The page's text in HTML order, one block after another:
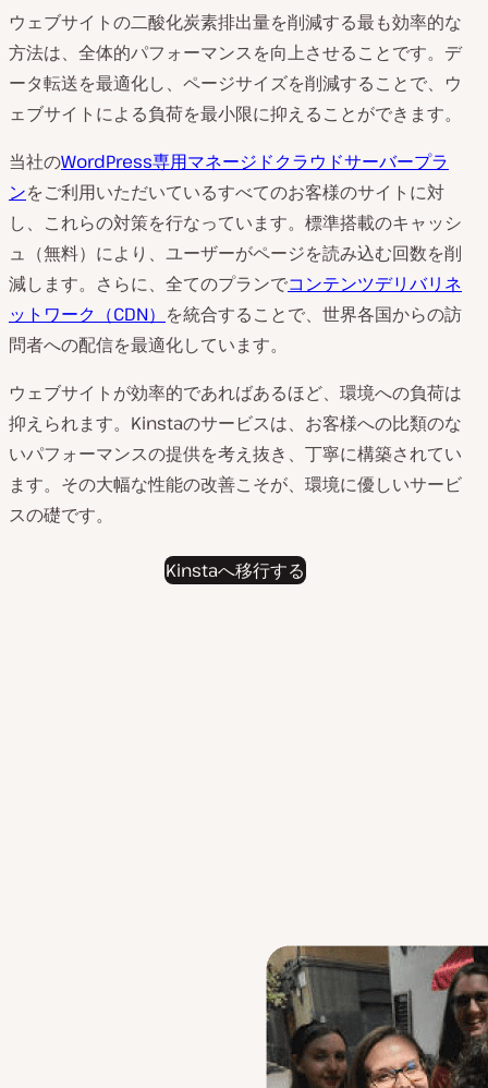
ウェブサイトの二酸化炭素排出量を削減する最も効率的な
方法は、全体的パフォーマンスを向上させることです。デ
ータ転送を最適化し、ページサイズを削減することで、ウ
ェブサイトによる負荷を最小限に抑えることができます。
当社のWordPress専用マネージドクラウドサーバープラ
ンをご利用いただいているすべてのお客様のサイトに対
し、これらの対策を行なっています。標準搭載のキャッシ
ュ（無料）により、ユーザーがページを読み込む回数を削
減します。さらに、全てのプランでコンテンツデリバリネ
ットワーク（CDN） を統合することで、世界各国からの訪
問者への配信を最適化しています。
ウェブサイトが効率的であればあるほど、環境への負荷は
抑えられます。Kinstaのサービスは、お客様への比類のな
いパフォーマンスの提供を考え抜き、丁寧に構築されてい
ます。その大幅な性能の改善こそが、環境に優しいサービ
スの礎です。
Kinstaへ移行する